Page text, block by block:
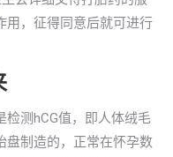
用，征得同意后就可进行
测hCG值，即人体绒毛
盘制造的，正常在怀孕数